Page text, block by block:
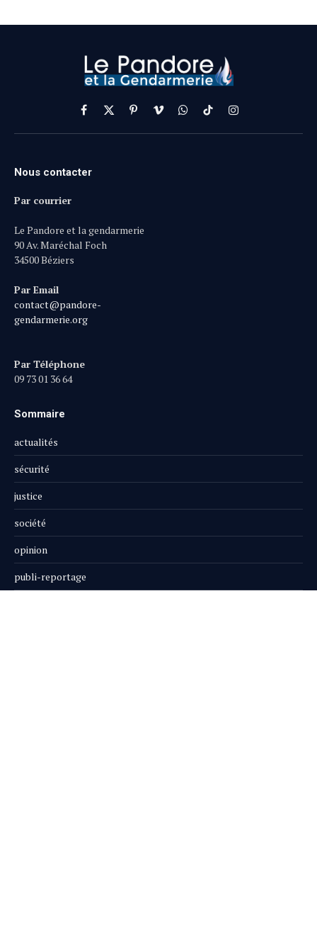
Facebook
X
(Twitter)
PinterestVimeoWhatsApp
TikTokInstagram
Nous contacter
Par courrier
Le Pandore et la gendarmerie
90 Av. Maréchal Foch
34500 Béziers
Par Email
contact@pandore-
gendarmerie.org
Par Téléphone
09 73 01 36 64
Sommaire
actualités
sécurité
justice
société
opinion
publi-reportage